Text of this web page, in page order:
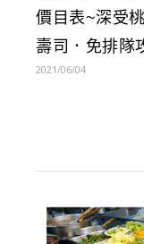
價目表~深受
壽司．免排隊
2021/06/04